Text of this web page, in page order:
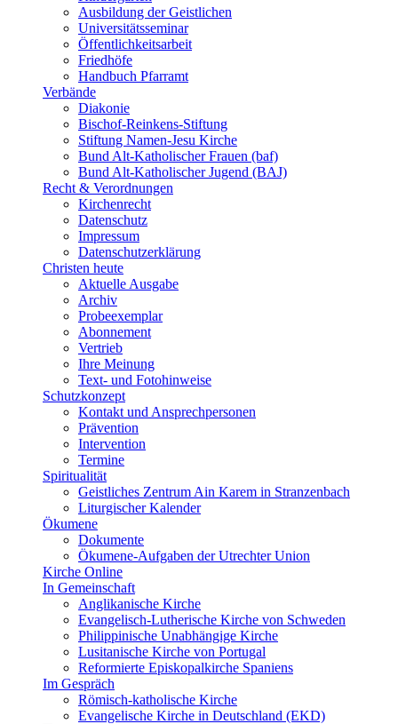
Ausbildung der Geistlichen
Universitätsseminar
Öffentlichkeitsarbeit
Friedhöfe
Handbuch Pfarramt
Verbände
Diakonie
Bischof-Reinkens-Stiftung
Stiftung Namen-Jesu Kirche
Bund Alt-Katholischer Frauen (baf)
Bund Alt-Katholischer Jugend (BAJ)
Recht & Verordnungen
Kirchenrecht
Datenschutz
Impressum
Datenschutzerklärung
Christen heute
Aktuelle Ausgabe
Archiv
Probeexemplar
Abonnement
Vertrieb
Ihre Meinung
Text- und Fotohinweise
Schutzkonzept
Kontakt und Ansprechpersonen
Prävention
Intervention
Termine
Spiritualität
Geistliches Zentrum Ain Karem in Stranzenbach
Liturgischer Kalender
Ökumene
Dokumente
Ökumene-Aufgaben der Utrechter Union
Kirche Online
In Gemeinschaft
Anglikanische Kirche
Evangelisch-Lutherische Kirche von Schweden
Philippinische Unabhängige Kirche
Lusitanische Kirche von Portugal
Reformierte Episkopalkirche Spaniens
Im Gespräch
Römisch-katholische Kirche
Evangelische Kirche in Deutschland (EKD)